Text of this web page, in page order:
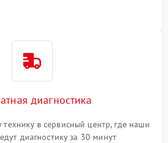
диагностика
в сервисный центр, где наши
диагностику за 30 минут